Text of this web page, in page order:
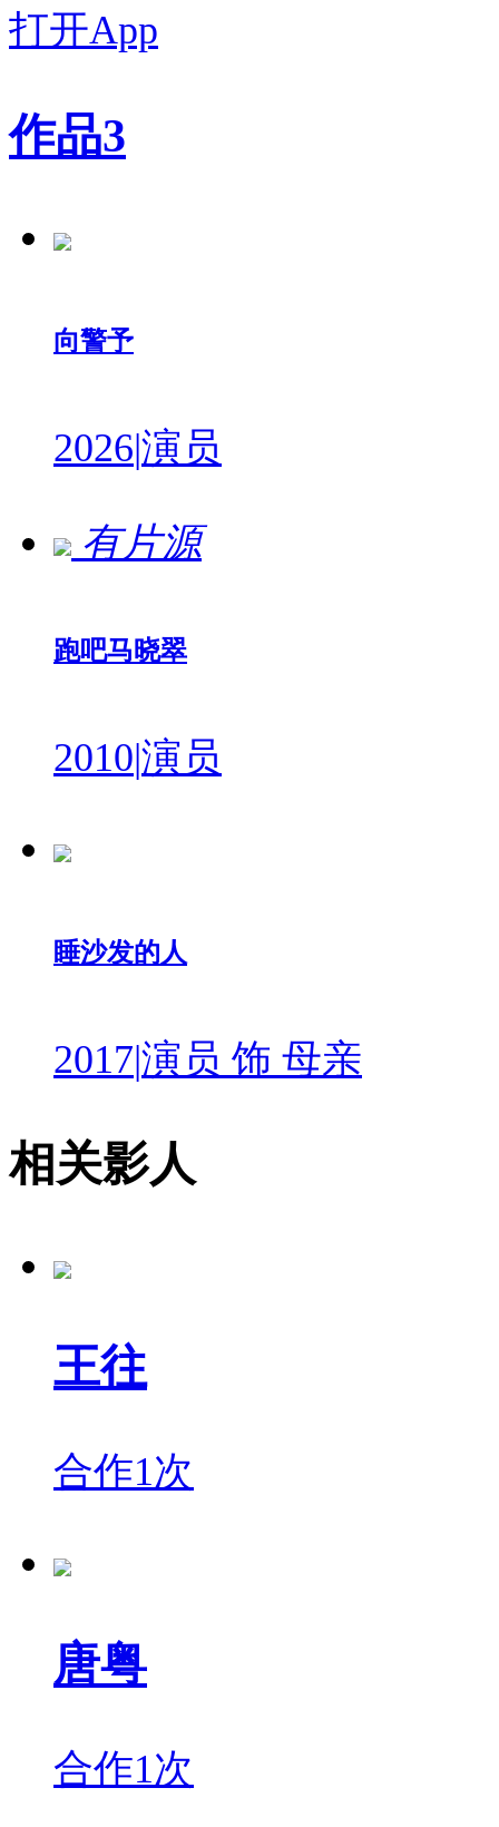
打开App
作品3
向警予
2026|演员
有片源
跑吧马晓翠
2010|演员
睡沙发的人
2017|演员 饰 母亲
相关影人
王往
合作1次
唐粤
合作1次